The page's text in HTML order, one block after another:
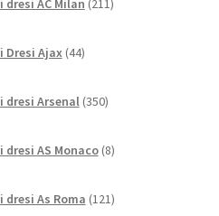
dresi AC Milan 211izdelkov
Dresi Ajax 44izdelkov
dresi Arsenal 350izdelkov
dresi AS Monaco 8izdelkov
dresi As Roma 121izdelkov